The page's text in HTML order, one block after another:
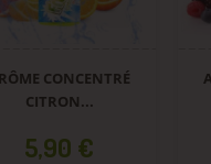
ARÔME CONCENTRÉ